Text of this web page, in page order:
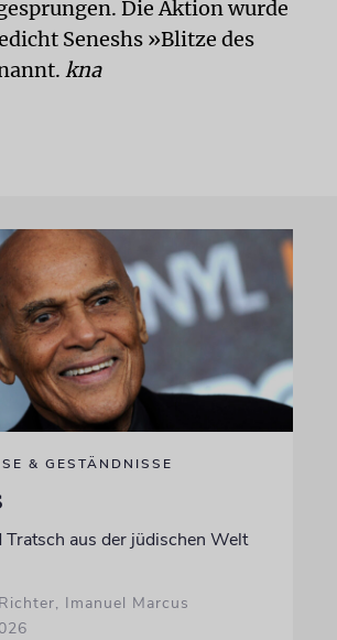
Die Aktion wurde
Seneshs »Blitze des
kna
& GESTÄNDNISSE
Tratsch aus der jüdischen Welt
Imanuel Marcus